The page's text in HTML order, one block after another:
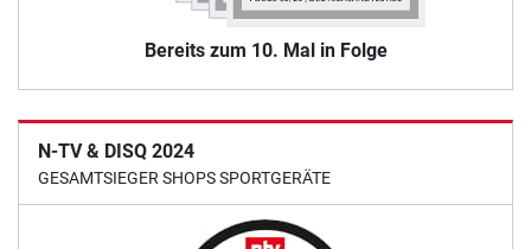
Bereits zum 10. Mal in Folge
N-TV & DISQ 2024
GESAMTSIEGER SHOPS SPORTGERÄTE